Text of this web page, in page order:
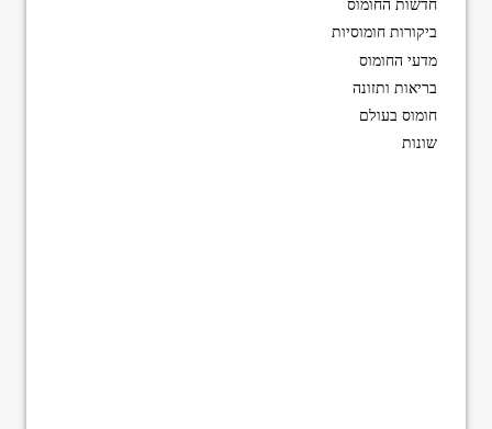
חדשות החומוס
ביקורות חומוסיות
מדעי החומוס
בריאות ותזונה
חומוס בעולם
שונות